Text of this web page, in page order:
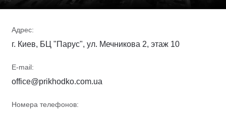
Адрес:
г. Киев, БЦ "Парус", ул. Мечникова 2, этаж 10
E-mail:
office@prikhodko.com.ua
Номера телефонов: